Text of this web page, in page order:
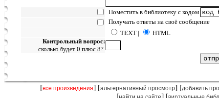
Поместить в библиотеку с кодом
Получать ответы на своё сообщение
TEXT |
HTML
Контрольный вопрос:
сколько будет 0 плюс 8?
[все произведения] [альтернативный просмотр] [добавить
[ ] [